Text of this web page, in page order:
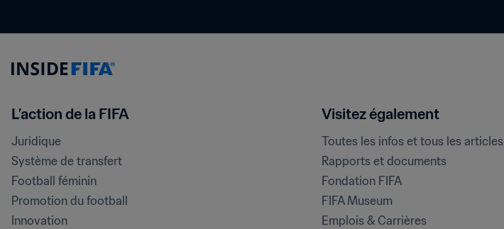
L’action de la FIFA
Juridique
Système de transfert
Football féminin
Promotion du football
Innovation
Visitez également
Toutes les infos et tous les articles
Rapports et documents
Fondation FIFA
FIFA Museum
Emplois & Carrières